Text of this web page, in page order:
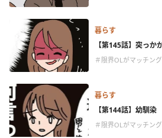
暮らす
【第145話】突っか
＃限界OLがマッチン
暮らす
【第144話】幼馴染
＃限界OLがマッチン